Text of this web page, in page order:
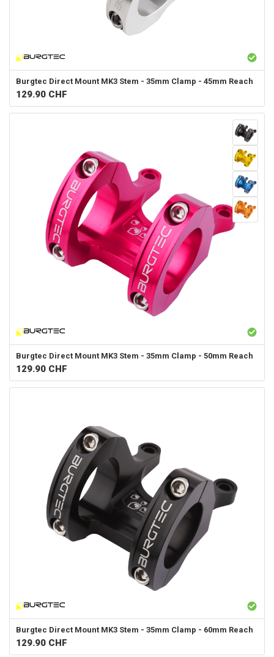
Burgtec Direct Mount MK3 Stem - 35mm Clamp - 45mm Reach
129.90 CHF
Burgtec Direct Mount MK3 Stem - 35mm Clamp - 50mm Reach
129.90 CHF
Burgtec Direct Mount MK3 Stem - 35mm Clamp - 60mm Reach
129.90 CHF